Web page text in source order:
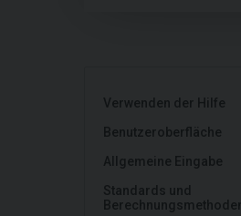
Verwenden der Hilfe
Benutzeroberfläche
Allgemeine Eingabe
Standards und